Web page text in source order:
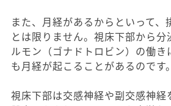
また、月経があるからといって、
とは限りません。視床下部から
ルモン（ゴナドトロビン）の働き
も月経が起こることがあるのです。
視床下部は交感神経や副交感神経